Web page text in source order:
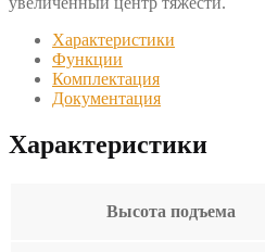
Характеристики
Функции
Комплектация
Документация
Характеристики
Высота подъема